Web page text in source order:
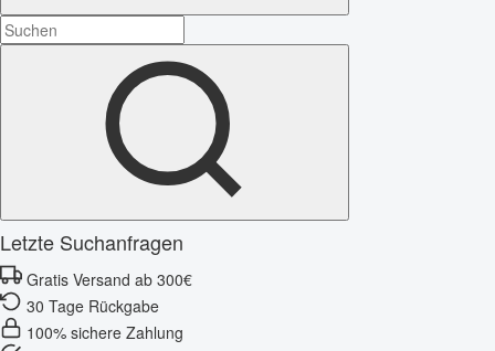
Letzte Suchanfragen
Gratis Versand ab 300€
30 Tage Rückgabe
100% sichere Zahlung